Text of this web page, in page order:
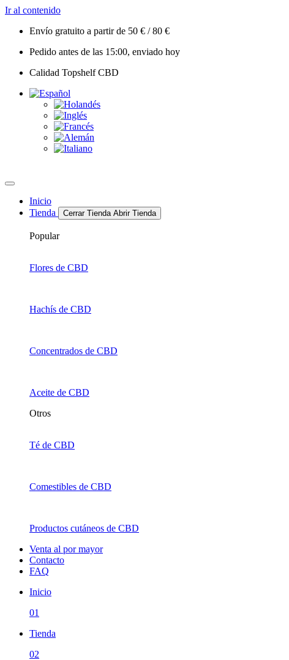
Ir al contenido
Envío gratuito a partir de 50 € / 80 €
Pedido antes de las 15:00, enviado hoy
Calidad Topshelf CBD
Inicio
Tienda
Cerrar Tienda Abrir Tienda
Popular
Flores de CBD
Hachís de CBD
Concentrados de CBD
Aceite de CBD
Otros
Té de CBD
Comestibles de CBD
Productos cutáneos de CBD
Venta al por mayor
Contacto
FAQ
Inicio
01
Tienda
02